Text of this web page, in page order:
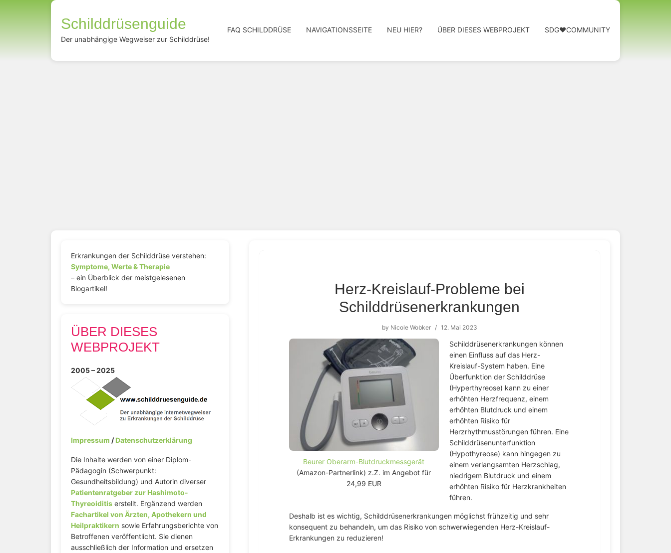
Schilddrüsenguide
Der unabhängige Wegweiser zur Schilddrüse!
FAQ SCHILDDRÜSE NAVIGATIONSSEITE NEU HIER? ÜBER DIESES WEBPROJEKT SDG❤️COMMUNITY
Herz-Kreislauf-Probleme bei
Schilddrüsenerkrankungen
by Nicole Wobker / 12. Mai 2023
Beurer Oberarm-Blutdruckmessgerät
(Amazon-Partnerlink) z.Z. im Angebot für
24,99 EUR
Schilddrüsenerkrankungen können
einen Einfluss auf das Herz-
Kreislauf-System haben. Eine
Überfunktion der Schilddrüse
(Hyperthyreose) kann zu einer
erhöhten Herzfrequenz, einem
erhöhten Blutdruck und einem
erhöhten Risiko für
Herzrhythmusstörungen führen. Eine
Schilddrüsenunterfunktion
(Hypothyreose) kann hingegen zu
einem verlangsamten Herzschlag,
niedrigem Blutdruck und einem
erhöhten Risiko für Herzkrankheiten
führen.
Deshalb ist es wichtig, Schilddrüsenerkrankungen möglichst frühzeitig und sehr
konsequent zu behandeln, um das Risiko von schwerwiegenden Herz-Kreislauf-
Erkrankungen zu reduzieren!
Erkrankungen der Schilddrüse verstehen:
Symptome, Werte & Therapie
– ein Überblick der meistgelesenen
Blogartikel!
ÜBER DIESES
WEBPROJEKT
2005 – 2025
Impressum /Datenschutzerklärung
Die Inhalte werden von einer Diplom-
Pädagogin (Schwerpunkt:
Gesundheitsbildung) und Autorin diverser
Patientenratgeber zur Hashimoto-
Thyreoiditis erstellt. Ergänzend werden
Fachartikel von Ärzten, Apothekern und
Heilpraktikern sowie Erfahrungsberichte von
Betroffenen veröffentlicht. Sie dienen
ausschließlich der Information und ersetzen